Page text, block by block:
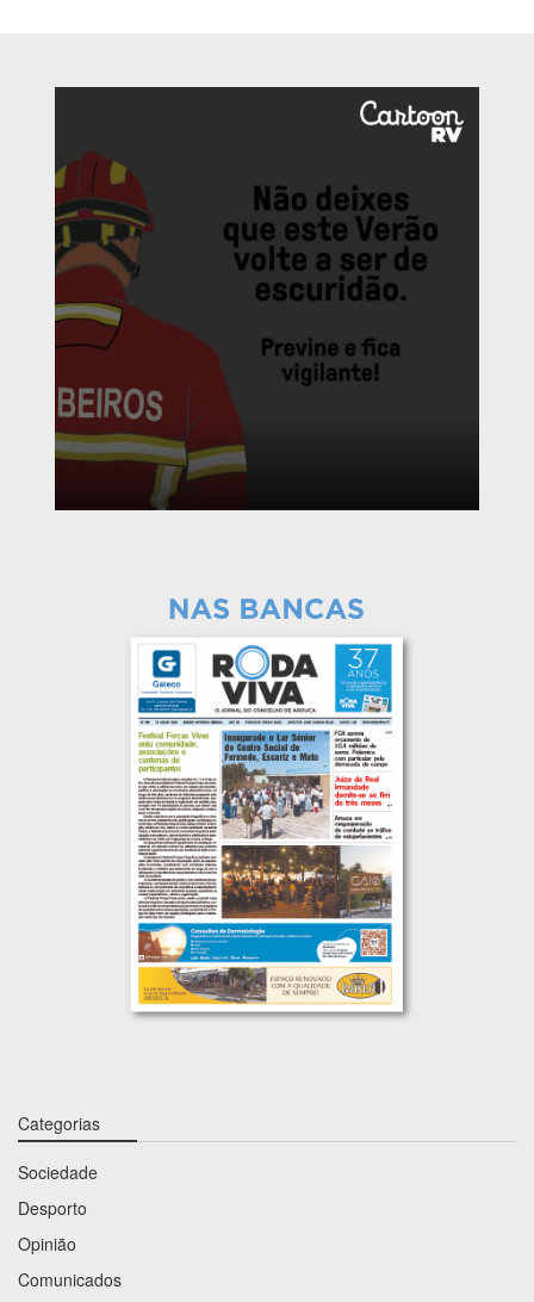
Categorias
Sociedade
Desporto
Opinião
Comunicados